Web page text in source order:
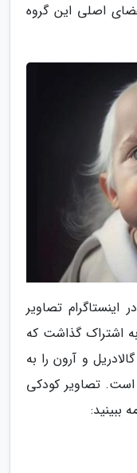
اصلی این گروه
به گزارش روزیاتو، اکانت lotrology در اینستاگرام تصاویر
اشتراک گذاشت که
و آرون را به
تصاویر کودکی
ببینید: